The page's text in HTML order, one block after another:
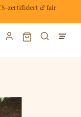
zertifiziert & fair
Warenkorb